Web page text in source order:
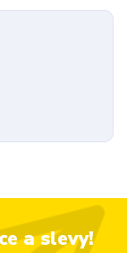
a slevy!